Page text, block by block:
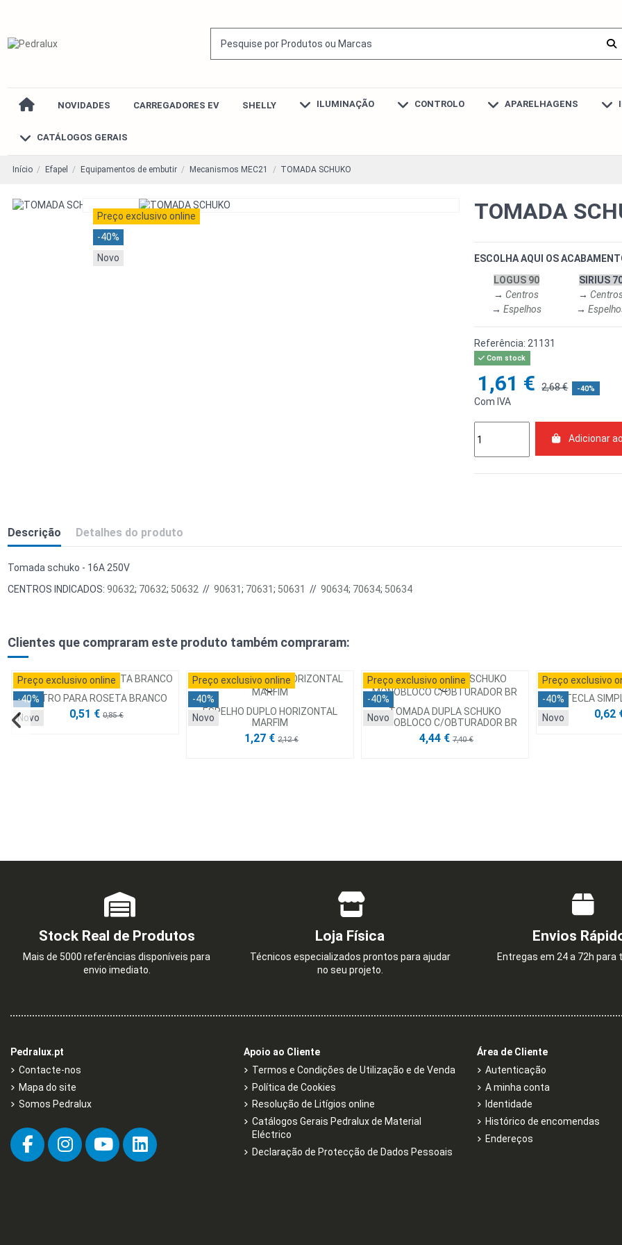
NOVIDADES CARREGADORES EV SHELLY ILUMINAÇÃO CONTROLO APARELHAGENS
CATÁLOGOS GERAIS
Início Efapel Equipamentos de embutir Mecanismos MEC21 TOMADA SCHUKO
Preço exclusivo online
-40%
Novo
TOMADA
ESCOLHA AQUI OS
LOGUS 90
SIRIUS
→ Centros →
→ Espelhos →
Referência: 21131
Com stock
1,61 € 2,68 € -40%
Com IVA
Adicionar
Descrição Detalhes do produto
Tomada schuko - 16A 250V
CENTROS INDICADOS: 90632; 70632; 50632 // 90631 ; 70631 ; 50631 // 90634; 70634; 50634
Clientes que compraram este produto também compraram:
Preço exclusivo online
-40%
Novo
CENTRO PARA ROSETA BRANCO
0,51 € 0,85 €
Preço exclusivo online
-40%
Novo
ESPELHO DUPLO HORIZONTAL
MARFIM
1,27 € 2,12 €
Preço exclusivo online
-40%
Novo
TOMADA DUPLA SCHUKO
MONOBLOCO C/OBTURADOR BR
4,44 € 7,40 €
Preço exclusivo
-40%
Novo
TECLA
0,62
1,26 € 65,98 €
Stock Real de Produtos
Mais de 5000 referências disponíveis para
envio imediato.
Loja Física
Técnicos especializados prontos para ajudar
no seu projeto.
Envios
Entregas em 24 a 72h para
Pedralux.pt
Contacte-nos
Mapa do site
Somos Pedralux
Apoio ao Cliente
Termos e Condições de Utilização e de Venda
Política de Cookies
Resolução de Litígios online
Catálogos Gerais Pedralux de Material
Eléctrico
Declaração de Protecção de Dados Pessoais
Área de Cliente
Autenticação
A minha conta
Identidade
Histórico de encomendas
Endereços